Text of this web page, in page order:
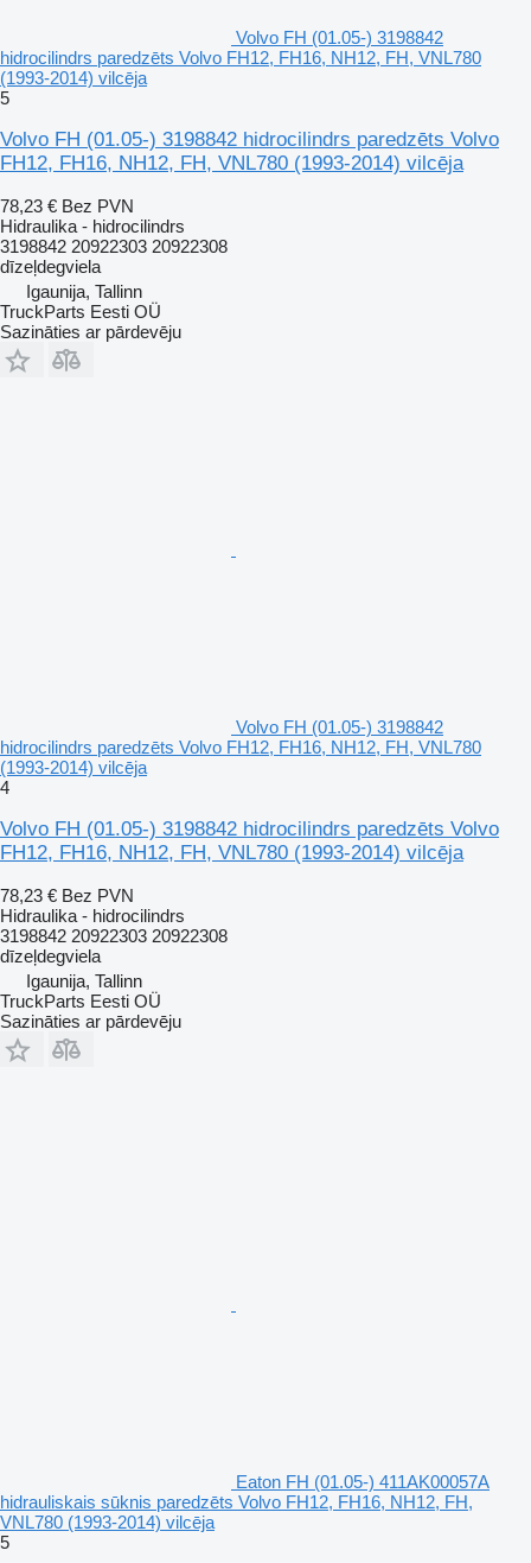
Volvo FH (01.05-) 3198842
hidrocilindrs paredzēts Volvo FH12, FH16, NH12, FH, VNL780
(1993-2014) vilcēja
5
Volvo FH (01.05-) 3198842 hidrocilindrs paredzēts Volvo
FH12, FH16, NH12, FH, VNL780 (1993-2014) vilcēja
78,23 € Bez PVN
Hidraulika - hidrocilindrs
3198842 20922303 20922308
dīzeļdegviela
Igaunija, Tallinn
TruckParts Eesti OÜ
Sazināties ar pārdevēju
Volvo FH (01.05-) 3198842
hidrocilindrs paredzēts Volvo FH12, FH16, NH12, FH, VNL780
(1993-2014) vilcēja
4
Volvo FH (01.05-) 3198842 hidrocilindrs paredzēts Volvo
FH12, FH16, NH12, FH, VNL780 (1993-2014) vilcēja
78,23 € Bez PVN
Hidraulika - hidrocilindrs
3198842 20922303 20922308
dīzeļdegviela
Igaunija, Tallinn
TruckParts Eesti OÜ
Sazināties ar pārdevēju
Eaton FH (01.05-) 411AK00057A
hidrauliskais sūknis paredzēts Volvo FH12, FH16, NH12, FH,
VNL780 (1993-2014) vilcēja
5